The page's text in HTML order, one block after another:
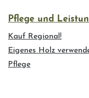
Pflege und
Kauf Regional!
Eigenes Holz
Pflege